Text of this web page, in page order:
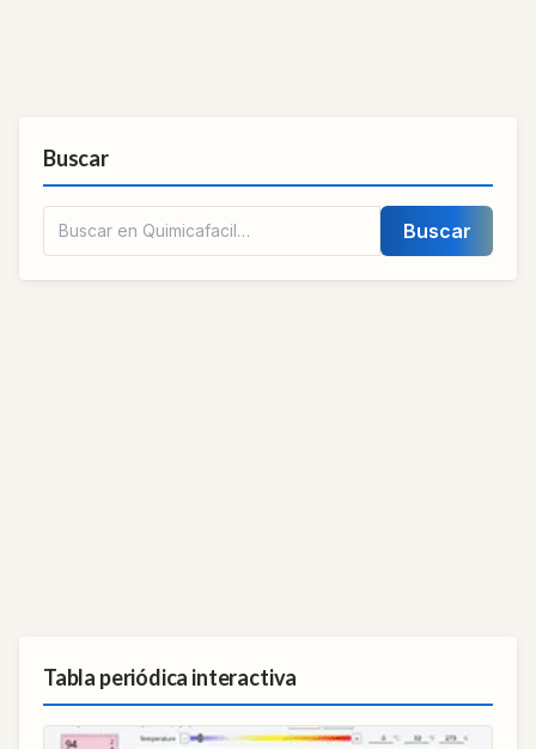
Buscar
Buscar
Tabla periódica interactiva